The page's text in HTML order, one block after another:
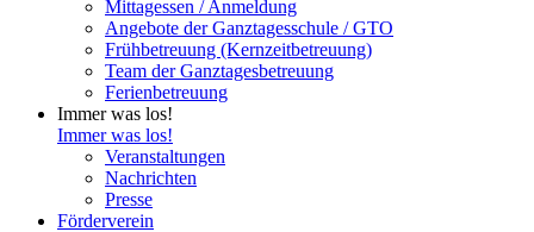
Mittagessen / Anmeldung
Angebote der Ganztagesschule / GTO
Frühbetreuung (Kernzeitbetreuung)
Team der Ganztagesbetreuung
Ferienbetreuung
Immer was los!
Immer was los!
Veranstaltungen
Nachrichten
Presse
Förderverein